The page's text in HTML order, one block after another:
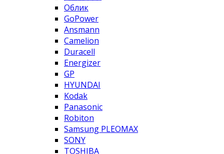
Облик
GoPower
Ansmann
Camelion
Duracell
Energizer
GP
HYUNDAI
Kodak
Panasonic
Robiton
Samsung PLEOMAX
SONY
TOSHIBA